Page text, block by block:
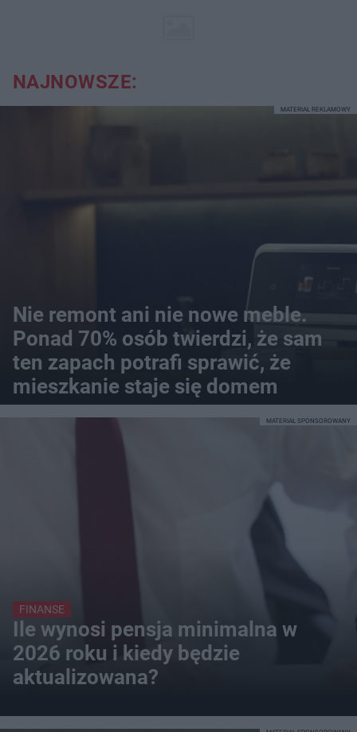
NAJNOWSZE:
Nie remont ani nie nowe meble.
Ponad 70% osób twierdzi, że sam
ten zapach potrafi sprawić, że
mieszkanie staje się domem
MATERIAŁ REKLAMOWY
FINANSE
Ile wynosi pensja minimalna w
2026 roku i kiedy będzie
aktualizowana?
MATERIAŁ SPONSOROWANY